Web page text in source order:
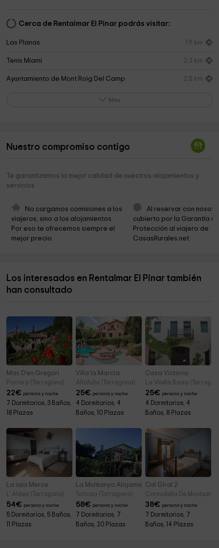
Cerca de Rentalmar El Pinar podrás visitar:
Las Planas 1,9 km
Tenis Miami 2,3 km
Ayuntamiento de Mont Roig Del Camp 2,5 km
Bosquet del Llastres 3,7 km
Playa Canina Punta Del Riu
Parròquia Sant Pere
Ayuntamiento De Pratdip
Parròquia La Nativitat de Maria 5,2 km
Ermita de Sant Roc 5,5 km
Más
Nuestro compromiso contigo
Te garantizamos la mejor calidad de nuestros alojamientos y
servicios
No cargamos comisiones a los
viajeros, sino a los alojamientos.
Por eso te ofrecemos siempre el
mejor precio.
Al reservar con
cubierto por la Garantía
Protección al viajero de
CasasRurales.net
Los interesados en Rentalmar El Pinar también
han consultado
Mas D'en Gregori
Porrera (Tarragona)
22€ persona y noche
7 Dormitorios, 3 Baños,
18 Plazas
Villa la Marcia
Altafulla (Tarragona)
25€ persona y noche
4 Dormitorios, 4
Baños, 10 Plazas
Casa Victoria
La Vilella Baixa
25€ persona y noche
4 Dormitorios, 4
Baños, 8 Plazas
La iaia Merce
L' Aldea (Tarragona)
54€ persona y noche
5 Dormitorios, 5 Baños,
11 Plazas
La Muntanya Alojamiento Rural
Tortosa (Tarragona)
58€ persona y noche
7 Dormitorios, 7
Baños, 20 Plazas
Cal Giral 2
Cornudella De Montsant
38€ persona y noche
7 Dormitorios, 7
Baños, 14 Plazas